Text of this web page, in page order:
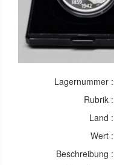
Lagernummer :
Rubrik :
Land :
Wert :
Beschreibung :